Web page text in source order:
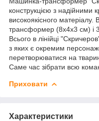
конструкцією з надійними
високоякісного
трансформер (8х4х3 см) і
Всього в лінійці
з яких є окремим
перетворюватися на
Саме час зібрати всю
Приховати
Характеристики